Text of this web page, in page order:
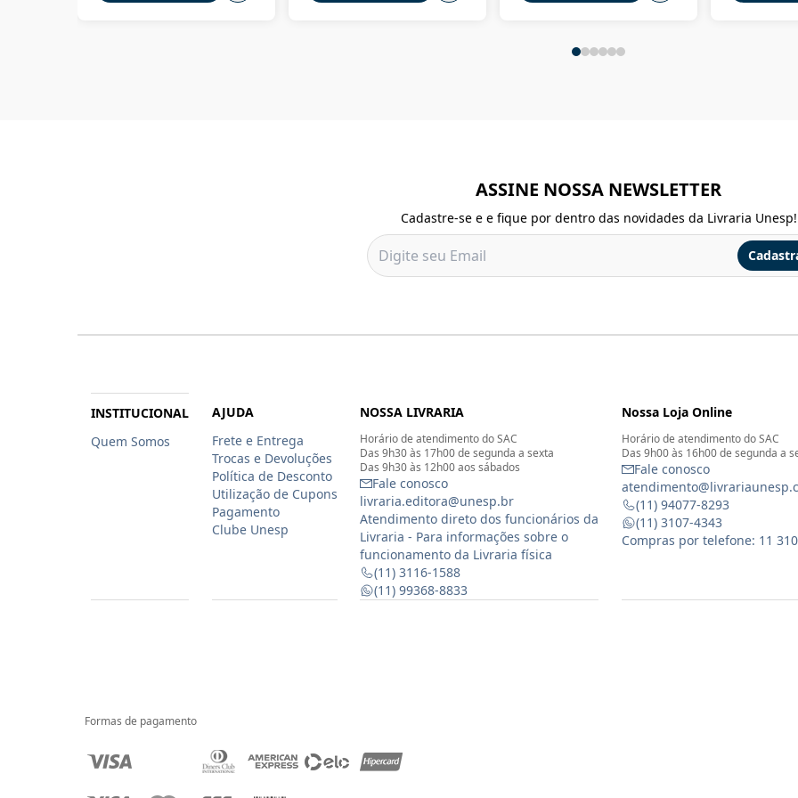
ASSINE NOSSA NEWSLETTER
Cadastre-se e e fique por dentro das novidades da Livraria Unesp!
INSTITUCIONAL
Quem Somos
AJUDA
Frete e Entrega
Trocas e Devoluções
Política de Desconto
Utilização de Cupons
Pagamento
Clube Unesp
NOSSA LIVRARIA
Horário de atendimento do SAC
Das 9h30 às 17h00 de segunda a sexta
Das 9h30 às 12h00 aos sábados
Fale conosco
livraria.editora@unesp.br
Atendimento direto dos funcionários da
Livraria - Para informações sobre o
funcionamento da Livraria física
(11) 3116-1588
(11) 99368-8833
Nossa Loja Online
Horário de atendimento do SAC
Das 9h00 às 16h00 de segunda a
Fale conosco
(11) 94077-8293
(11) 3107-4343
Compras por telefone: 11
Formas de pagamento